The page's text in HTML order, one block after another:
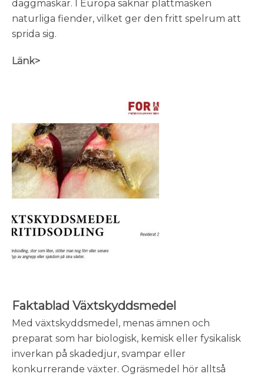
daggmaskar. I Europa saknar plattmasken
naturliga fiender, vilket ger den fritt spelrum att
sprida sig.
Länk>
Faktablad Växtskyddsmedel
Med växtskyddsmedel, menas ämnen och
preparat som har biologisk, kemisk eller fysikalisk
inverkan på skadedjur, svampar eller
konkurrerande växter. Ogräsmedel hör alltså